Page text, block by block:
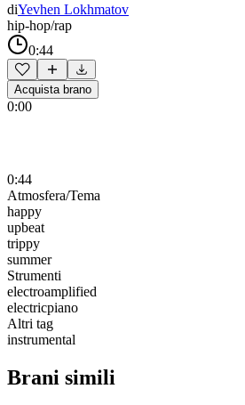
diYevhen Lokhmatov
hip-hop/rap
0:44
Acquista brano
0:00
0:44
Atmosfera/Tema
happy
upbeat
trippy
summer
Strumenti
electroamplified
electricpiano
Altri tag
instrumental
Brani simili